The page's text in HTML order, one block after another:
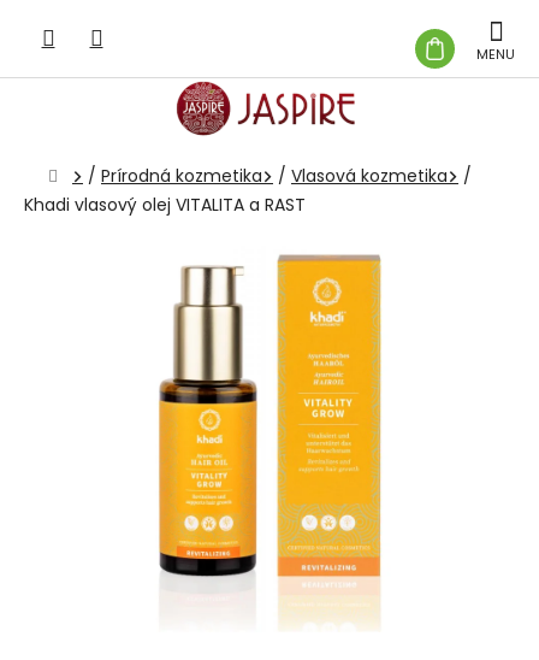
obsah
KOŠÍK
Domov
/ Prírodná kozmetika / Vlasová kozmetika
/
Khadi vlasový olej VITALITA a RAST